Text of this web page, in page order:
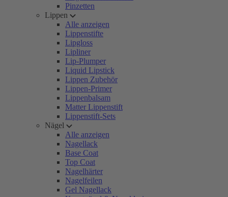
Pinzetten
Lippen
Alle anzeigen
Lippenstifte
Lipgloss
Lipliner
Lip-Plumper
Liquid Lipstick
Lippen Zubehör
Lippen-Primer
Lippenbalsam
Matter Lippenstift
Lippenstift-Sets
Nägel
Alle anzeigen
Nagellack
Base Coat
Top Coat
Nagelhärter
Nagelfeilen
Gel Nagellack